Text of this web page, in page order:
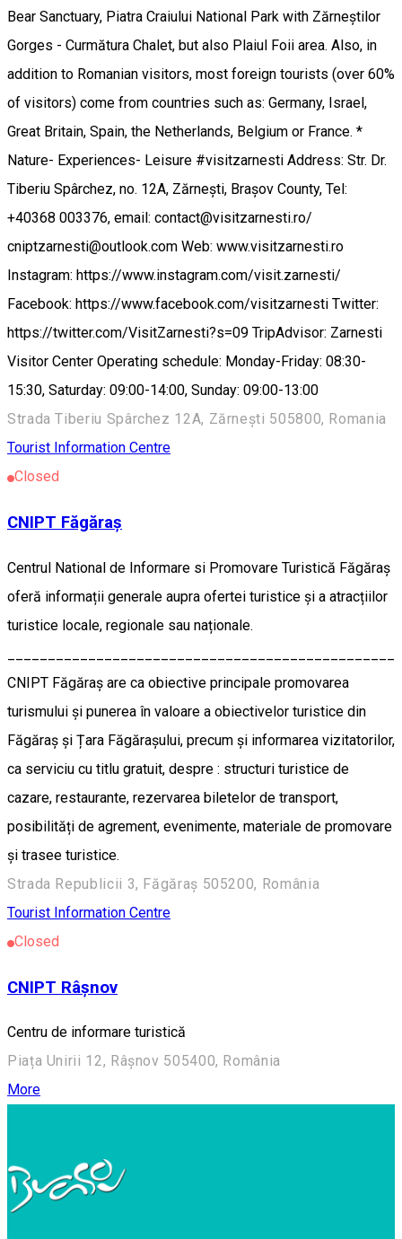
Bear Sanctuary, Piatra Craiului National Park with Zărneștilor
Gorges - Curmătura Chalet, but also Plaiul Foii area. Also, in
addition to Romanian visitors, most foreign tourists (over 60%
of visitors) come from countries such as: Germany, Israel,
Great Britain, Spain, the Netherlands, Belgium or France. *
Nature- Experiences- Leisure #visitzarnesti Address: Str. Dr.
Tiberiu Spârchez, no. 12A, Zărnești, Brașov County, Tel:
+40368 003376, email: contact@visitzarnesti.ro/
cniptzarnesti@outlook.com Web: www.visitzarnesti.ro
Instagram: https://www.instagram.com/visit.zarnesti/
Facebook: https://www.facebook.com/visitzarnesti Twitter:
https://twitter.com/VisitZarnesti?s=09 TripAdvisor: Zarnesti
Visitor Center Operating schedule: Monday-Friday: 08:30-
15:30, Saturday: 09:00-14:00, Sunday: 09:00-13:00
Strada Tiberiu Spârchez 12A, Zărnești 505800, Romania
Tourist Information Centre
Closed
CNIPT Făgăraș
Centrul National de Informare si Promovare Turistică Făgăraș
oferă informații generale aupra ofertei turistice și a atracțiilor
turistice locale, regionale sau naționale.
CNIPT Făgăraș are ca obiective principale promovarea
turismului și punerea în valoare a obiectivelor turistice din
Făgăraș și Țara Făgărașului, precum și informarea vizitatorilor,
ca serviciu cu titlu gratuit, despre : structuri turistice de
cazare, restaurante, rezervarea biletelor de transport,
posibilități de agrement, evenimente, materiale de promovare
și trasee turistice.
Strada Republicii 3, Făgăraș 505200, România
Tourist Information Centre
Closed
CNIPT Râșnov
Centru de informare turistică
Piața Unirii 12, Râșnov 505400, România
More